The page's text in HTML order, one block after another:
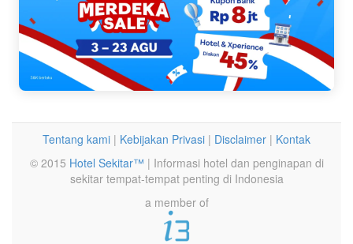
Tentang kami | Kebijakan Privasi | Disclaimer | Kontak
© 2015 Hotel Sekitar™ | Informasi hotel dan penginapan di
sekitar tempat-tempat penting di Indonesia
a member of